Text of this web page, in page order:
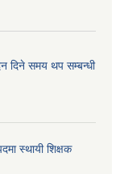
दिने समय थप सम्बन्धी
स्थायी शिक्षक